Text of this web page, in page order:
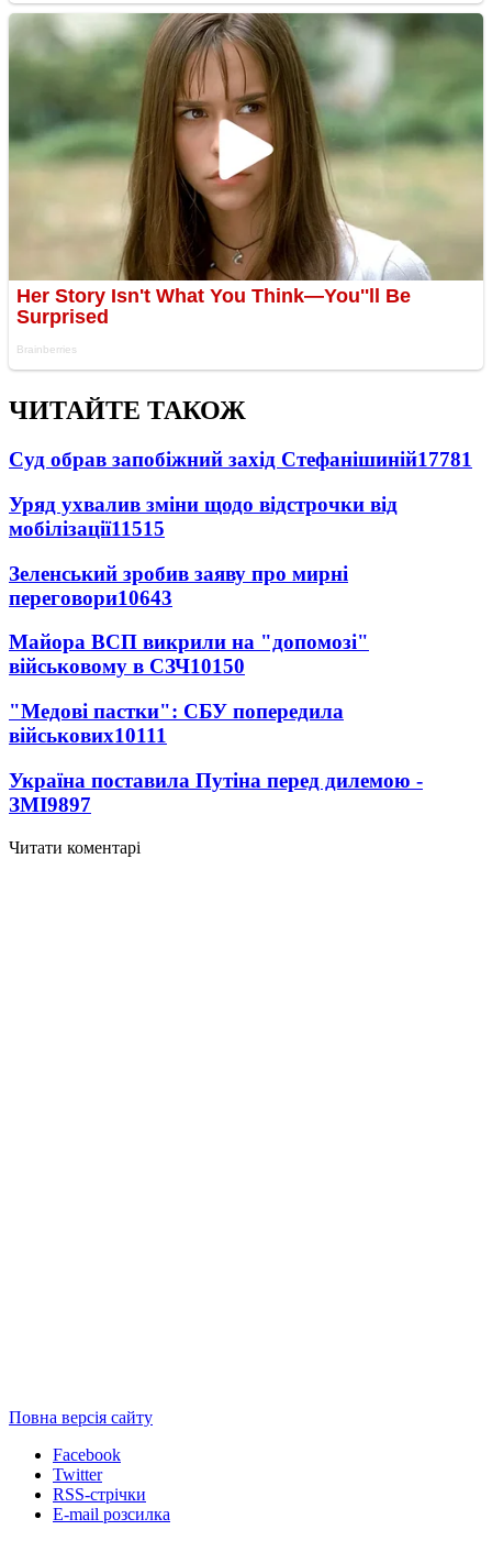
ЧИТАЙТЕ ТАКОЖ
Суд обрав запобіжний захід Стефанішиній17781
Уряд ухвалив зміни щодо відстрочки від
мобілізації11515
Зеленський зробив заяву про мирні
переговори10643
Майора ВСП викрили на "допомозі"
військовому в СЗЧ10150
"Медові пастки": СБУ попередила
військових10111
Україна поставила Путіна перед дилемою -
ЗМІ9897
Читати коментарі
Повна версія сайту
Facebook
Twitter
RSS-стрічки
E-mail розсилка